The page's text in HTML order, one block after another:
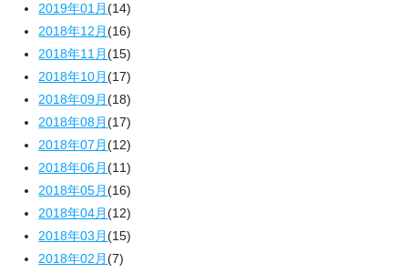
2019年01月(14)
2018年12月(16)
2018年11月(15)
2018年10月(17)
2018年09月(18)
2018年08月(17)
2018年07月(12)
2018年06月(11)
2018年05月(16)
2018年04月(12)
2018年03月(15)
2018年02月(7)